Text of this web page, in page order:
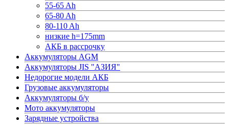
55-65 Ah
65-80 Ah
80-110 Ah
низкие h=175mm
АКБ в рассрочку
Аккумуляторы AGM
Аккумуляторы JIS "АЗИЯ"
Недорогие модели АКБ
Грузовые аккумуляторы
Аккумуляторы б/у
Мото аккумуляторы
Зарядные устройства